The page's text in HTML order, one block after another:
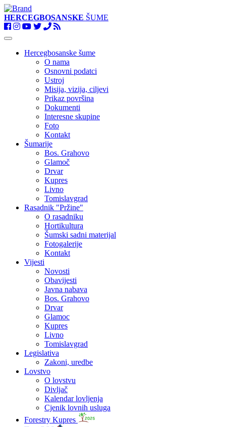
HERCEGBOSANSKE ŠUME
Toggle
navigationHercegbosanske šume
O nama
Osnovni podatci
Ustroj
Misija, vizija, ciljevi
Prikaz površina
Dokumenti
Interesne skupine
Foto
Kontakt
Šumarije
Bos. Grahovo
Glamoč
Drvar
Kupres
Livno
Tomislavgrad
Rasadnik "Pržine"
O rasadniku
Hortikultura
Šumski sadni materijal
Fotogalerije
Kontakt
Vijesti
Novosti
Obavijesti
Javna nabava
Bos. Grahovo
Drvar
Glamoc
Kupres
Livno
Tomislavgrad
Legislativa
Zakoni, uredbe
Lovstvo
O lovstvu
Divljač
Kalendar lovljenja
Cjenik lovnih usluga
Forestry Kupres